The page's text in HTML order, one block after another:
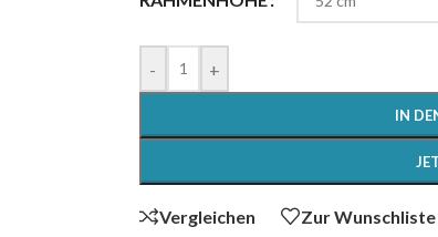
- +
IN
Vergleichen Zur